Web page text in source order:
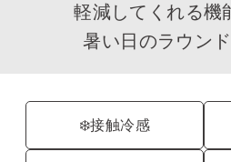
軽減してくれる機
暑い日のラウンド
❄️接触冷感